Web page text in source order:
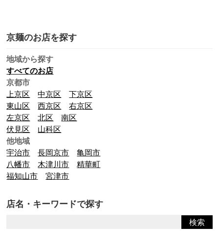
京麺のお店を探す
地域から探す
すべてのお店
京都市
上京区
中京区
下京区
東山区
西京区
右京区
左京区
北区
南区
伏見区
山科区
他地域
宇治市
長岡京市
亀岡市
八幡市
木津川市
精華町
福知山市
宮津市
店名・キーワードで探す